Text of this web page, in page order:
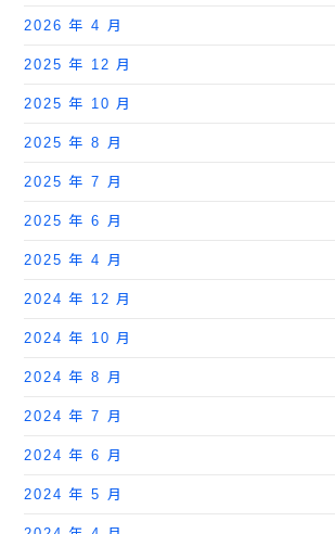
2026 年 4 月
2025 年 12 月
2025 年 10 月
2025 年 8 月
2025 年 7 月
2025 年 6 月
2025 年 4 月
2024 年 12 月
2024 年 10 月
2024 年 8 月
2024 年 7 月
2024 年 6 月
2024 年 5 月